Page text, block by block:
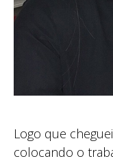
Logo que
colocando o